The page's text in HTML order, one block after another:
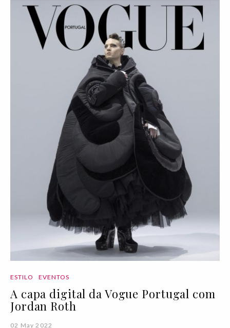
ESTILO EVENTOS
A capa digital da Vogue Portugal com
Jordan Roth
02 May 2022